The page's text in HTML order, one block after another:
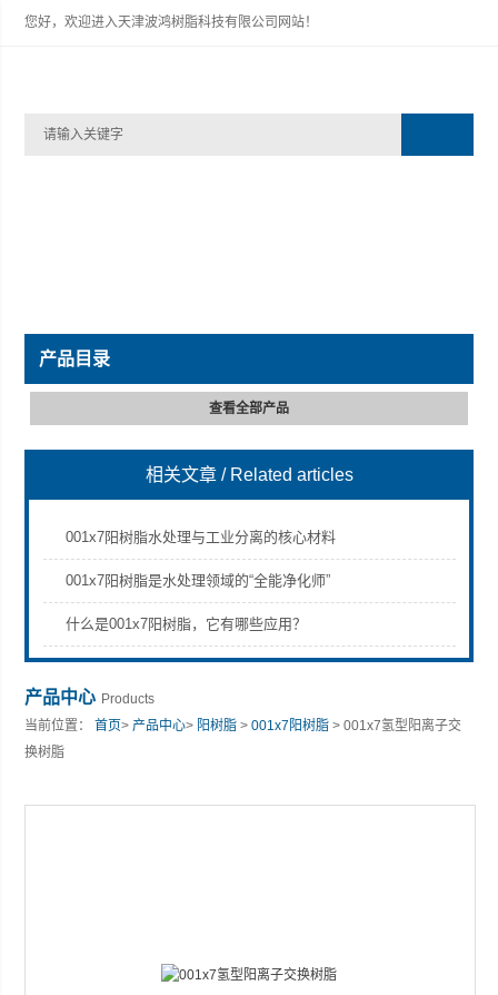
您好，欢迎进入天津波鸿树脂科技有限公司网站！
产品目录
查看全部产品
相关文章 / Related articles
001x7阳树脂水处理与工业分离的核心材料
001x7阳树脂是水处理领域的“全能净化师”
什么是001x7阳树脂，它有哪些应用？
产品中心 Products
当前位置：首页>产品中心> 阳树脂 >001x7阳树脂 > 001x7氢型阳离子交
换树脂